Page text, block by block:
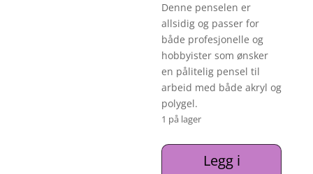
Denne penselen er
allsidig og passer for
både profesjonelle og
hobbyister som ønsker
en pålitelig pensel til
arbeid med både akryl og
polygel.
1 på lager
Pensel
Legg i